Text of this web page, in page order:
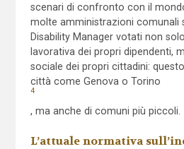
scenari di confronto con il
molte amministrazioni comunali
Disability Manager votati non
lavorativa dei propri dipendenti,
sociale dei propri cittadini:
città come Genova o Torino
4
, ma anche di comuni più piccoli.
L’attuale normativa